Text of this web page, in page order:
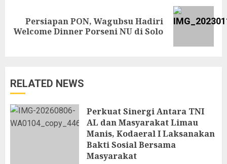
Next
post:
Persiapan PON, Wagubsu Hadiri
Welcome Dinner Porseni NU di Solo
RELATED NEWS
Perkuat Sinergi Antara TNI
AL dan Masyarakat Limau
Manis, Kodaeral I Laksanakan
Bakti Sosial Bersama
Masyarakat